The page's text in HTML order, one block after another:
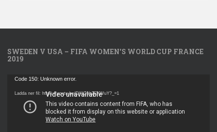
SWEDEN V USA – FIFA WOMEN’S WORLD CUP FRANCE
2019
Videospelare
Code 150: Unknown error.
Ladda ner fil: https://youtu.be/DWQab2EXWuY?_=1